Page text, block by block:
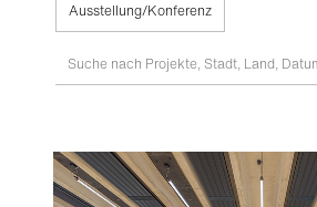
Ausstellung/Konferenz